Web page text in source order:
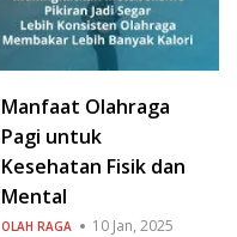
Manfaat Olahraga
Pagi untuk
Kesehatan Fisik dan
Mental
OLAH RAGA 10 Jan, 2025